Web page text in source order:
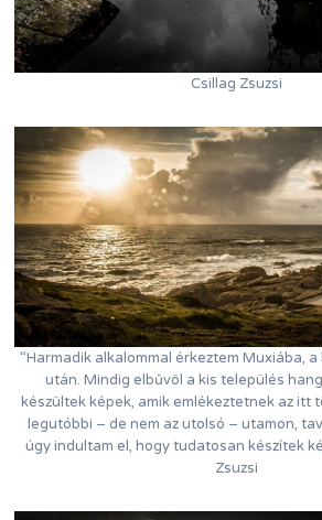
Csillag Zsuzsi
“Harmadik alkalommal érkeztem Muxiába,
után. Mindig elbűvöl a kis település
készültek képek, amik emlékeztetnek az itt
legutóbbi – de nem az utolsó – utamon,
úgy indultam el, hogy tudatosan készítek
Zsuzsi